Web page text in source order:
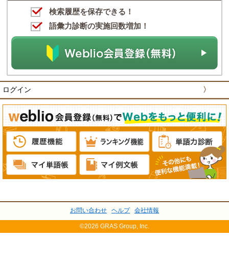
検索履歴を保存できる！
語彙力診断の実施回数増加！
ログイン 〉
お問い合わせ ヘルプ 会社情報
©2026 GRAS Group, Inc.